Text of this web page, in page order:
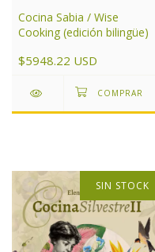
Cocina Sabia / Wise
Cooking (edición bilingüe)
$5948.22 USD
SIN STOCK